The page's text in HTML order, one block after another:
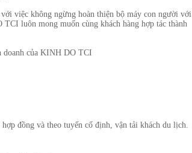
việc không ngừng hoàn thiện bộ máy con người với
luôn mong muốn cùng khách hàng hợp tác thành
doanh của KINH DO TCI
đồng và theo tuyến cố định, vận tải khách du lịch.